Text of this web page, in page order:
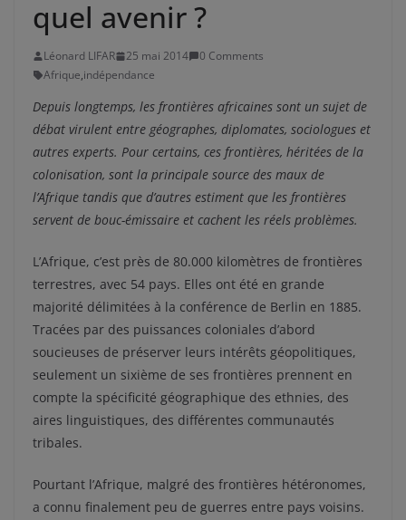
quel avenir ?
Léonard LIFAR 25 mai 2014
0 Comments
Afrique,indépendance
Depuis longtemps, les frontières africaines sont un sujet de
débat virulent entre géographes, diplomates, sociologues et
autres experts. Pour certains, ces frontières, héritées de la
colonisation, sont la principale source des maux de
l’Afrique tandis que d’autres estiment que les frontières
servent de bouc-émissaire et cachent les réels problèmes.
L’Afrique, c’est près de 80.000 kilomètres de frontières
terrestres, avec 54 pays. Elles ont été en grande
majorité délimitées à la conférence de Berlin en 1885.
Tracées par des puissances coloniales d’abord
soucieuses de préserver leurs intérêts géopolitiques,
seulement un sixième de ses frontières prennent en
compte la spécificité géographique des ethnies, des
aires linguistiques, des différentes communautés
tribales.
Pourtant l’Afrique, malgré des frontières hétéronomes,
a connu finalement peu de guerres entre pays voisins.